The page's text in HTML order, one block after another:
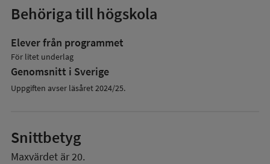
Behöriga till högskola
Elever från programmet
För litet underlag
Genomsnitt i Sverige
Uppgiften avser läsåret 2024/25.
Snittbetyg
Maxvärdet är 20.